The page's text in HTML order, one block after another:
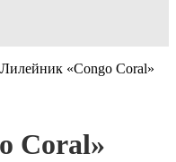
Лилейник «Congo Coral»
Coral»